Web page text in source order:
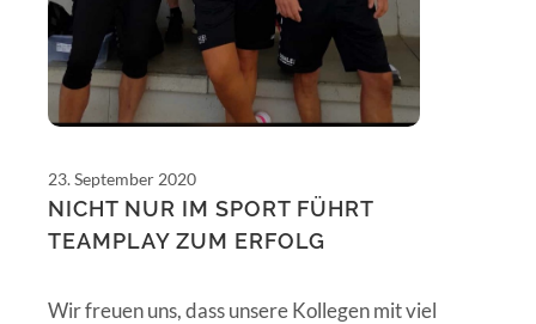
23. September 2020
NICHT NUR IM SPORT FÜHRT
TEAMPLAY ZUM ERFOLG
Wir freuen uns, dass unsere Kollegen mit viel